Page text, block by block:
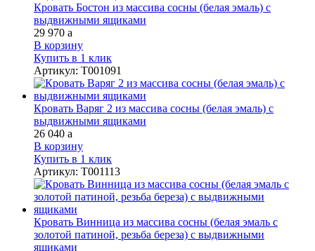
Кровать Бостон из массива сосны (белая эмаль) с
выдвижными ящиками
29 970 a
В корзину
Купить в 1 клик
Артикул: Т001091
Кровать Варяг 2 из массива сосны (белая эмаль) с
выдвижными ящиками
26 040 a
В корзину
Купить в 1 клик
Артикул: Т001113
Кровать Винница из массива сосны (белая эмаль с
золотой патиной, резьба береза) с выдвижными
ящиками